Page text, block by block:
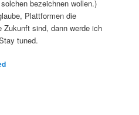
bezeichnen wollen.)
Plattformen die
Zukunft sind, dann werde ich
tuned.